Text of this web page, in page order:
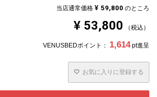
当店通常価格 ¥ 59,800 のところ
¥ 53,800 税込
VENUSBEDポイント： 1,614 pt進呈
お気に入りに登録する